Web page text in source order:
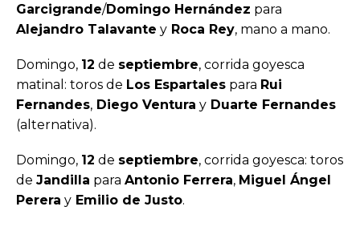
Garcigrande/Domingo Hernández para
Alejandro Talavante y Roca Rey, mano a mano.
Domingo, 12 de septiembre, corrida goyesca
matinal: toros de Los Espartales para Rui
Fernandes, Diego Ventura y Duarte Fernandes
(alternativa).
Domingo, 12 de septiembre, corrida goyesca: toros
de Jandilla para Antonio Ferrera, Miguel Ángel
Perera y Emilio de Justo.